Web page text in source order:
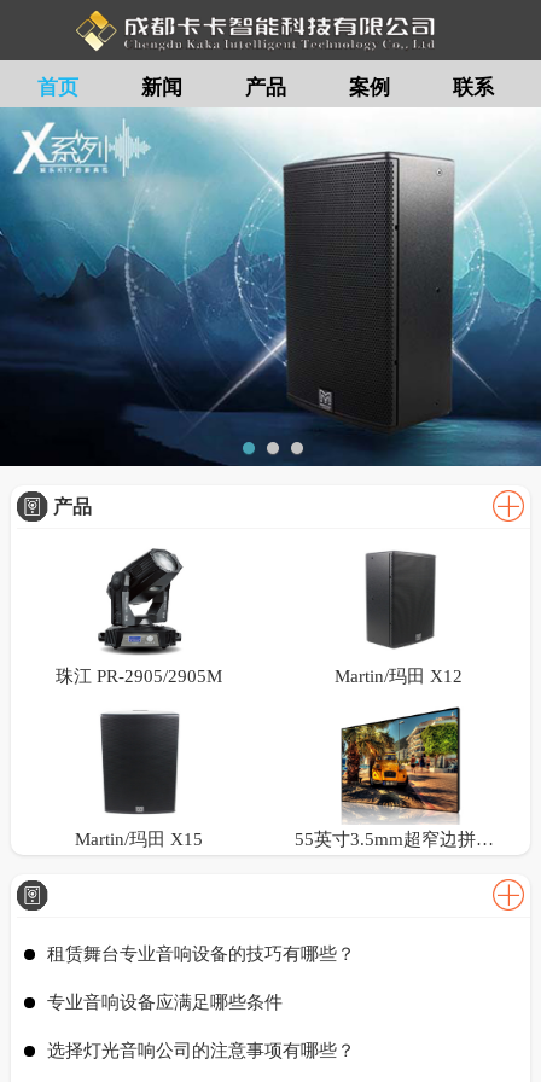
首页 新闻 产品 案例 联系
留言
产品
珠江 PR-2905/2905M Martin/玛田 X12
Martin/玛田 X15 55英寸3.5mm超窄边拼接屏
租赁舞台专业音响设备的技巧有哪些？
专业音响设备应满足哪些条件
选择灯光音响公司的注意事项有哪些？